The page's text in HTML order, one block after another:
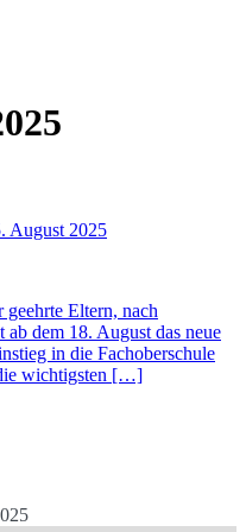
August 2025
Eltern, nach
ab dem 18. August das neue
in die Fachoberschule
wichtigsten […]